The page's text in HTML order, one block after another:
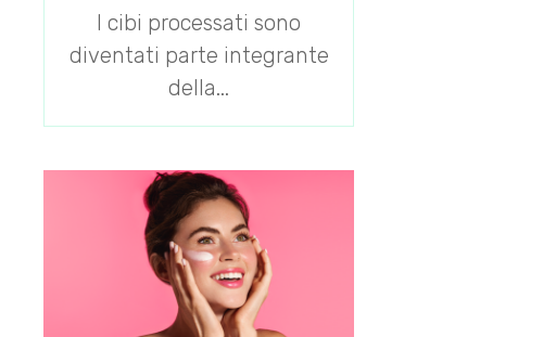
I cibi processati sono
diventati parte integrante
della...